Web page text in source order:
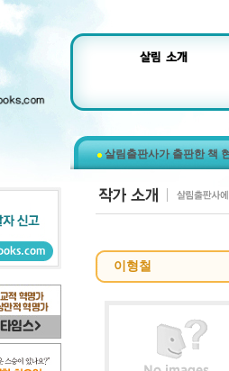
살림출판사가 출판한 책
이형철